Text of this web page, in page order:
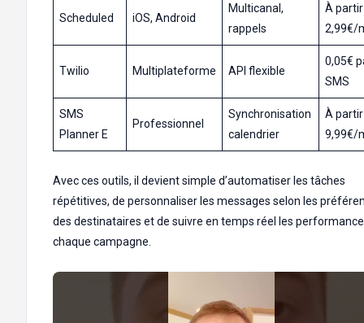
Scheduled iOS, Android
Multicanal,
rappels
À
2,99€/
Twilio Multiplateforme API flexible
0,05€
SMS
SMS
Planner E
Professionnel
Synchronisation
calendrier
À
9,99€/
Avec ces outils, il devient simple d’automatiser les tâches
répétitives, de personnaliser les messages selon les
des destinataires et de suivre en temps réel les
chaque campagne.